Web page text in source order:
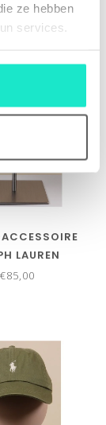
ze hebben
services.
LAUREN
€85,00